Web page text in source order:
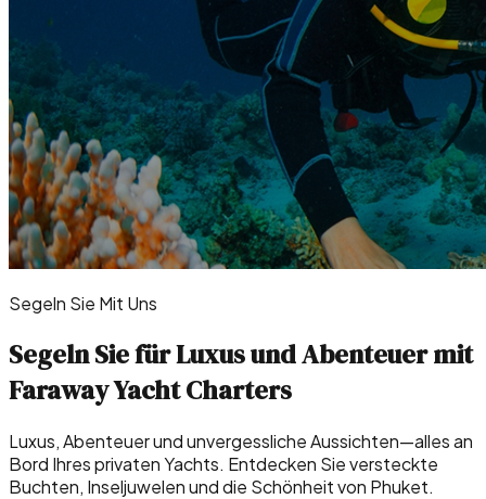
Segeln Sie Mit Uns
Segeln Sie für Luxus und Abenteuer mit
Faraway Yacht Charters
Luxus, Abenteuer und unvergessliche Aussichten—alles an
Bord Ihres privaten Yachts. Entdecken Sie versteckte
Buchten, Inseljuwelen und die Schönheit von Phuket.